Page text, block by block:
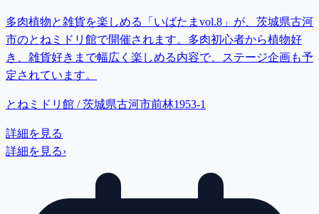
多肉植物と雑貨を楽しめる「いばたまvol.8」が、茨城県古河
市のとねミドリ館で開催されます。多肉初心者から植物好
き、雑貨好きまで幅広く楽しめる内容で、ステージ企画も予
定されています。
とねミドリ館 / 茨城県古河市前林1953-1
詳細を見る
詳細を見る›